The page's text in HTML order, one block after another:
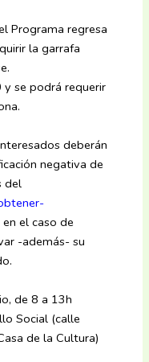
Programa regresa
la garrafa
se podrá requerir
deberán
negativa de
del
en el caso de
-además- su
de 8 a 13h
Social (calle
de la Cultura)